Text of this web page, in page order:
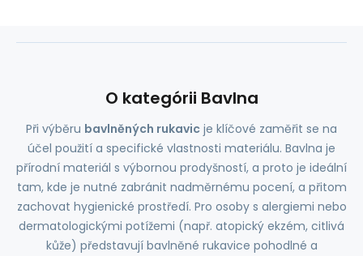
O kategórii Bavlna
Při výběru bavlněných rukavic je klíčové zaměřit se na
účel použití a specifické vlastnosti materiálu. Bavlna je
přírodní materiál s výbornou prodyšností, a proto je ideální
tam, kde je nutné zabránit nadměrnému pocení, a přitom
zachovat hygienické prostředí. Pro osoby s alergiemi nebo
dermatologickými potížemi (např. atopický ekzém, citlivá
kůže) představují bavlněné rukavice pohodlné a